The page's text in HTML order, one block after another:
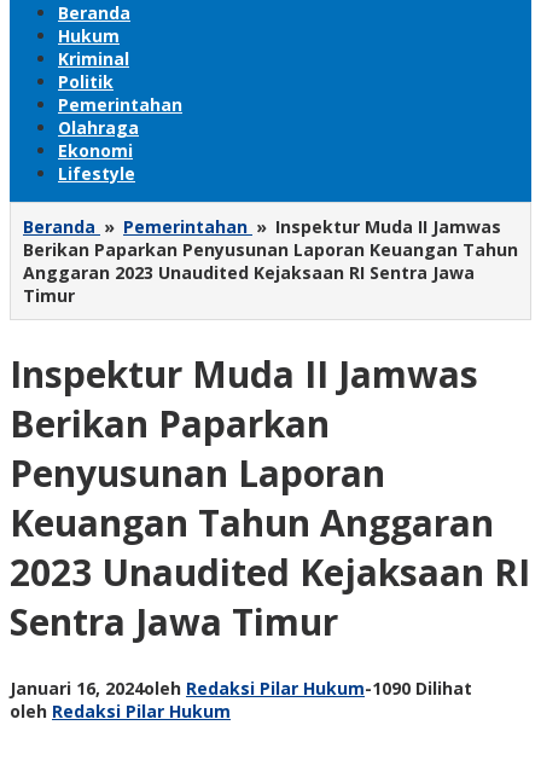
Beranda
Hukum
Kriminal
Politik
Pemerintahan
Olahraga
Ekonomi
Lifestyle
Beranda » Pemerintahan » Inspektur Muda II Jamwas
Berikan Paparkan Penyusunan Laporan Keuangan Tahun
Anggaran 2023 Unaudited Kejaksaan RI Sentra Jawa
Timur
Inspektur Muda II Jamwas
Berikan Paparkan
Penyusunan Laporan
Keuangan Tahun Anggaran
2023 Unaudited Kejaksaan RI
Sentra Jawa Timur
Januari 16, 2024oleh Redaksi Pilar Hukum-1090 Dilihat
oleh Redaksi Pilar Hukum